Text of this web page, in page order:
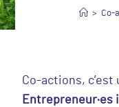
> Co-
Co-actions,
Entrepreneur·es